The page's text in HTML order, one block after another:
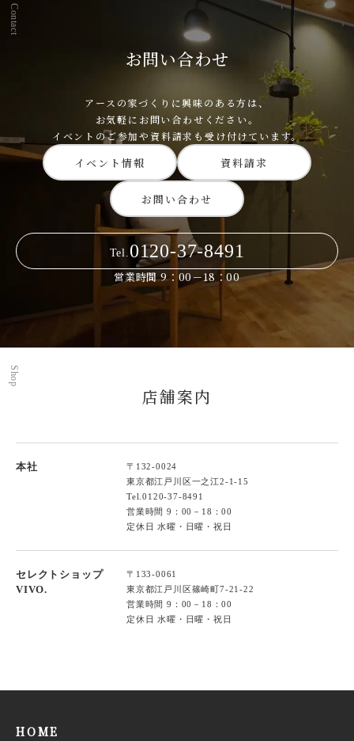
Contact
お問い合わせ
アースの家づくりに興味のある方は、
お気軽にお問い合わせください。
イベントのご参加や資料請求も受け付けています。
イベント情報 資料請求
お問い合わせ
Tel. 0120-37-8491
営業時間 9：00－18：00
Shop
店舗案内
本社
〒132-0024
東京都江戸川区一之江2-1-15
Tel.0120-37-8491
営業時間 9：00－18：00
定休日 水曜・日曜・祝日
セレクトショップ
VIVO.
〒133-0061
東京都江戸川区篠崎町7-21-22
営業時間 9：00－18：00
定休日 水曜・日曜・祝日
HOME